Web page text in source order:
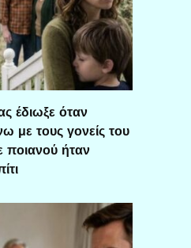
έδιωξε όταν
με τους γονείς του
ποιανού ήταν